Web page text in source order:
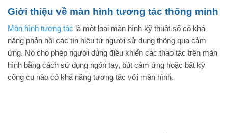
Giới thiệu về màn hình tương tác thông minh
Màn hình tương tác là một loại màn hình kỹ thuật số có khả
năng phản hồi các tín hiệu từ người sử dụng thông qua cảm
ứng. Nó cho phép người dùng điều khiển các thao tác trên màn
hình bằng cách sử dụng ngón tay, bút cảm ứng hoặc bất kỳ
công cụ nào có khả năng tương tác với màn hình.